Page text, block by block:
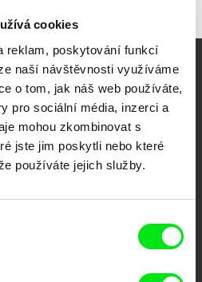
cookies
reklam, poskytování funkcí
naší návštěvnosti využíváme
o tom, jak náš web používáte,
pro sociální média, inzerci a
mohou zkombinovat s
jste jim poskytli nebo které
používáte jejich služby.
online
kino
filmy
týden
do Doc Alliance. Naším cílem je
filmu, propagovat jeho rozmanitost a